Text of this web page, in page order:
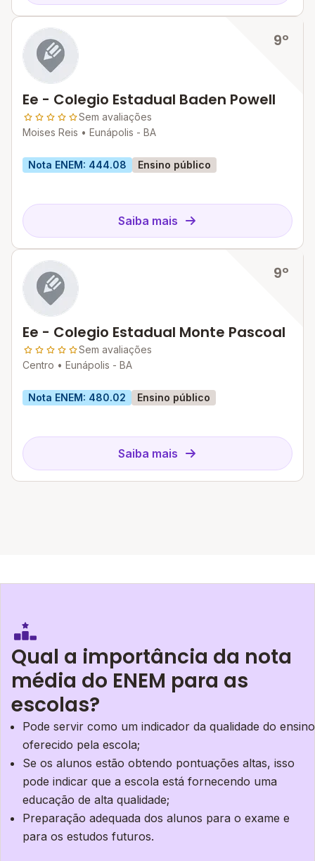
9º
Ee - Colegio Estadual Baden Powell
Sem avaliações
Moises Reis • Eunápolis - BA
Nota ENEM: 444.08 Ensino público
Saiba mais
9º
Ee - Colegio Estadual Monte Pascoal
Sem avaliações
Centro • Eunápolis - BA
Nota ENEM: 480.02 Ensino público
Saiba mais
Qual a importância da nota
média do ENEM para as
escolas?
Pode servir como um indicador da qualidade do ensino
oferecido pela escola;
Se os alunos estão obtendo pontuações altas, isso
pode indicar que a escola está fornecendo uma
educação de alta qualidade;
Preparação adequada dos alunos para o exame e
para os estudos futuros.